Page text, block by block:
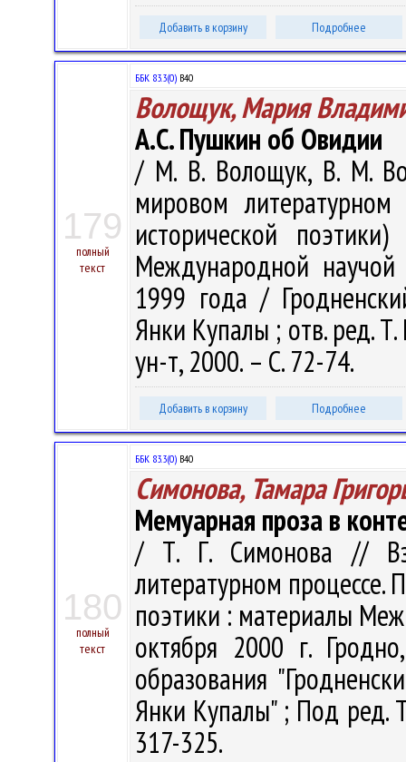
Добавить в корзину Подробнее
179
полный
текст
ББК 83.3(0) В40
Волощук, Мария
А.С. Пушкин об Овидии
/ М. В. Волощук, В. М.
мировом
исторической
Международной
1999 года /
Янки Купалы ; отв. ред. Т.
ун-т, 2000. – С. 72-74.
Добавить в корзину Подробнее
180
полный
текст
ББК 83.3(0) В40
Симонова, Тамара
Мемуарная проза в
/ Т. Г. Симонова //
литературном процессе.
поэтики : материалы
октября 2000 г.
образования
Янки Купалы" ; Под ред.
317-325.